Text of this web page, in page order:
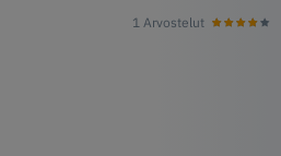
1 Arvostelut